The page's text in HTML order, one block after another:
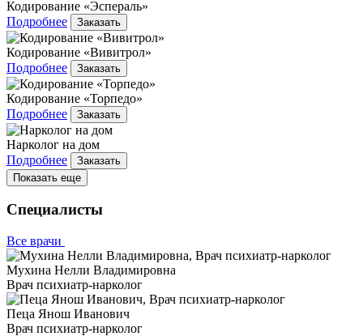
Кодирование «Эспераль»
Подробнее
Заказать
Кодирование «Вивитрол»
Подробнее
Заказать
Кодирование «Торпедо»
Подробнее
Заказать
Нарколог на дом
Подробнее
Заказать
Показать еще
Специалисты
Все врачи
Мухина Нелли Владимировна
Врач психиатр-нарколог
Пеца Янош Иванович
Врач психиатр-нарколог